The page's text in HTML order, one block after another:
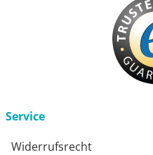
Service
Widerrufsrecht